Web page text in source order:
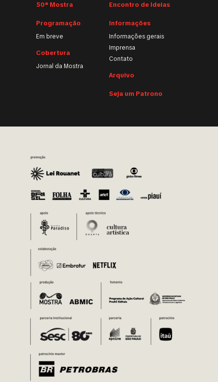
50ª Mostra
Programação
Em breve
Cobertura
Jornal da Mostra
Encontro de Ideias
Informações
Informações gerais
Imprensa
Contato
Arquivo
Seja um Patrono